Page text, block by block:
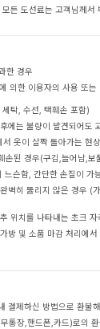
든 도선료는 고객님께서
한 경우
의한 이용자의 사용 또
탁, 수선, 택훼손 포함)
에는 불량이 발견되어도
옷이 살짝 돌아가는 현
손된 경우(구김,늘어남,보
느슨함, 간단한 손질이 가
벽히 뚫리지 않은 경우 (
위치를 나타내는 초크 자
방 및 소품 마감 처리에
결제하신 방법으로 환불
통장,핸드폰,카드)로의 환